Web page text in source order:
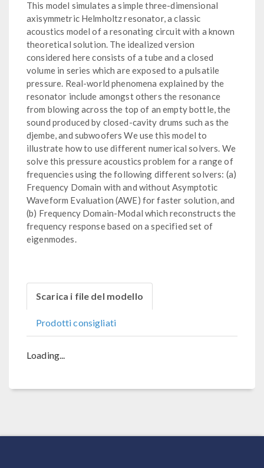
This model simulates a simple three-dimensional
axisymmetric Helmholtz resonator, a classic
acoustics model of a resonating circuit with a known
theoretical solution. The idealized version
considered here consists of a tube and a closed
volume in series which are exposed to a pulsatile
pressure. Real-world phenomena explained by the
resonator include amongst others the resonance
from blowing across the top of an empty bottle, the
sound produced by closed-cavity drums such as the
djembe, and subwoofers We use this model to
illustrate how to use different numerical solvers. We
solve this pressure acoustics problem for a range of
frequencies using the following different solvers: (a)
Frequency Domain with and without Asymptotic
Waveform Evaluation (AWE) for faster solution, and
(b) Frequency Domain-Modal which reconstructs the
frequency response based on a specified set of
eigenmodes.
Scarica i file del modello
Prodotti consigliati
Loading...